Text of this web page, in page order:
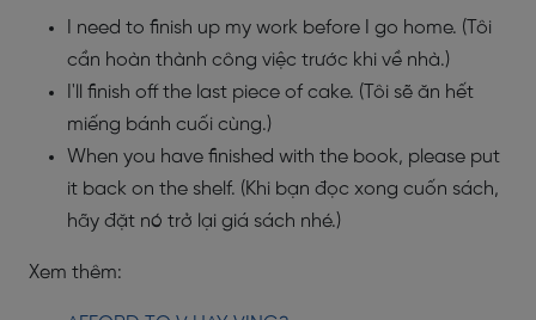
I need to finish up my work before I go home. (Tôi
cần hoàn thành công việc trước khi về nhà.)
I'll finish off the last piece of cake. (Tôi sẽ ăn hết
miếng bánh cuối cùng.)
When you have finished with the book, please put
it back on the shelf. (Khi bạn đọc xong cuốn sách,
hãy đặt nó trở lại giá sách nhé.)
Xem thêm: